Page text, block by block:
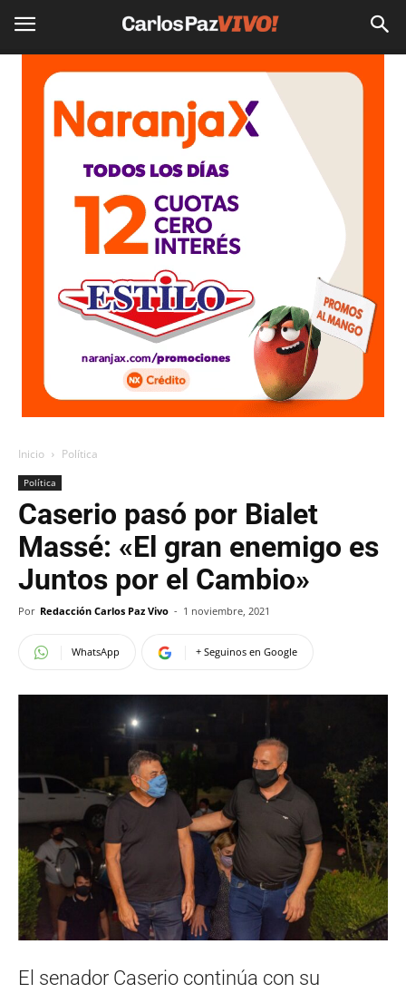
Inicio Política
Política
Caserio pasó por Bialet
Massé: «El gran enemigo es
Juntos por el Cambio»
Por Redacción Carlos Paz Vivo - 1 noviembre, 2021
WhatsApp + Seguinos en Google
El senador Caserio continúa con su